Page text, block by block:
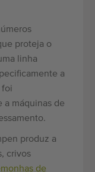
proteja o
linha
a
foi
a máquinas de
produz a
crivos
de